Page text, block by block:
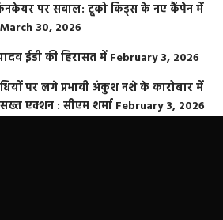
पर सवाल: टूको किड्स के नए कैंपेन में
March 30, 2026
ईडी की हिरासत में February 3, 2026
पर लगे प्रभावी अंकुश नशे के कारोबार में
सख्त एक्शन : सीएम शर्मा February 3, 2026